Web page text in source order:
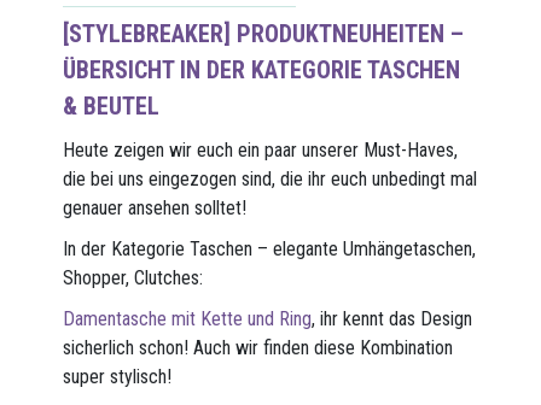
[STYLEBREAKER] PRODUKTNEUHEITEN –
ÜBERSICHT IN DER KATEGORIE TASCHEN
& BEUTEL
Heute zeigen wir euch ein paar unserer Must-Haves,
die bei uns eingezogen sind, die ihr euch unbedingt mal
genauer ansehen solltet!
In der Kategorie Taschen – elegante Umhängetaschen,
Shopper, Clutches:
Damentasche mit Kette und Ring, ihr kennt das Design
sicherlich schon! Auch wir finden diese Kombination
super stylisch!